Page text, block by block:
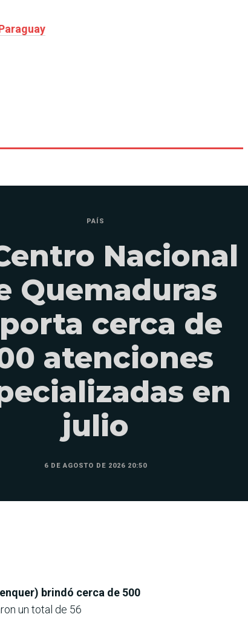
PAÍS
Nacional
Quemaduras
cerca de
atenciones
en
julio
6 DE AGOSTO DE 2026 20:50
brindó cerca de 500
un total de 56